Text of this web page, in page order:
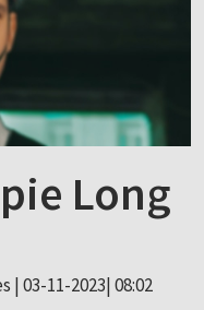
Long
| 03-11-2023| 08:02